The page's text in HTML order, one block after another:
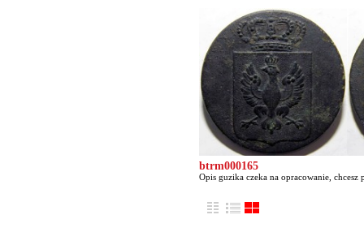
btrm000165
Opis guzika czeka na opracowanie, chcesz